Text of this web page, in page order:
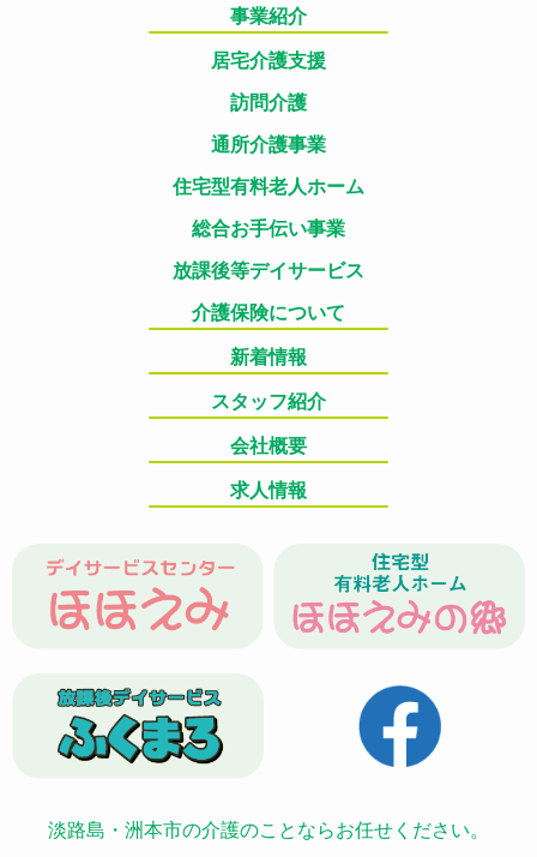
事業紹介
居宅介護支援
訪問介護
通所介護事業
住宅型有料老人ホーム
総合お手伝い事業
放課後等デイサービス
介護保険について
新着情報
スタッフ紹介
会社概要
求人情報
淡路島・洲本市の介護のことならお任せください。